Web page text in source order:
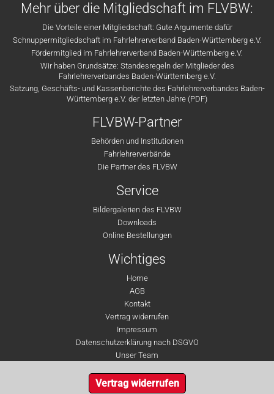
Mehr über die Mitgliedschaft im FLVBW:
Die Vorteile einer Mitgliedschaft: Gute Argumente dafür
Schnuppermitgliedschaft im Fahrlehrerverband Baden-Württemberg e.V.
Fördermitglied im Fahrlehrerverband Baden-Württemberg e.V.
Wir haben Grundsätze: Standesregeln der Mitglieder des
Fahrlehrerverbandes Baden-Württemberg e.V.
Satzung, Geschäfts- und Kassenberichte des Fahrlehrerverbandes Baden-
Württemberg e.V. der letzten Jahre (PDF)
FLVBW-Partner
Behörden und Institutionen
Fahrlehrerverbände
Die Partner des FLVBW
Service
Bildergalerien des FLVBW
Downloads
Online Bestellungen
Wichtiges
Home
AGB
Kontakt
Vertrag widerrufen
Impressum
Datenschutzerklärung nach DSGVO
Unser Team
Vertrag widerrufen